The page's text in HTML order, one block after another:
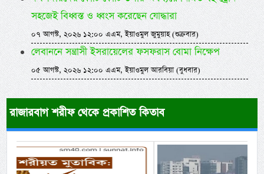
সহজেই বিধ্বস্ত ও ধ্বংস করেছেন যোদ্ধারা
০৭ আগস্ট, ২০২৬ ১২:০০ এএম, ইয়াওমুল জুমুয়াহ (শুক্রবার)
লেবাননে সন্ত্রাসী ইসরায়েলের ফসফরাস বোমা নিক্ষেপ
০৫ আগস্ট, ২০২৬ ১২:০০ এএম, ইয়াওমুল আরবিয়া (বুধবার)
রাজারবাগ শরীফ থেকে প্রকাশিত কিতাব